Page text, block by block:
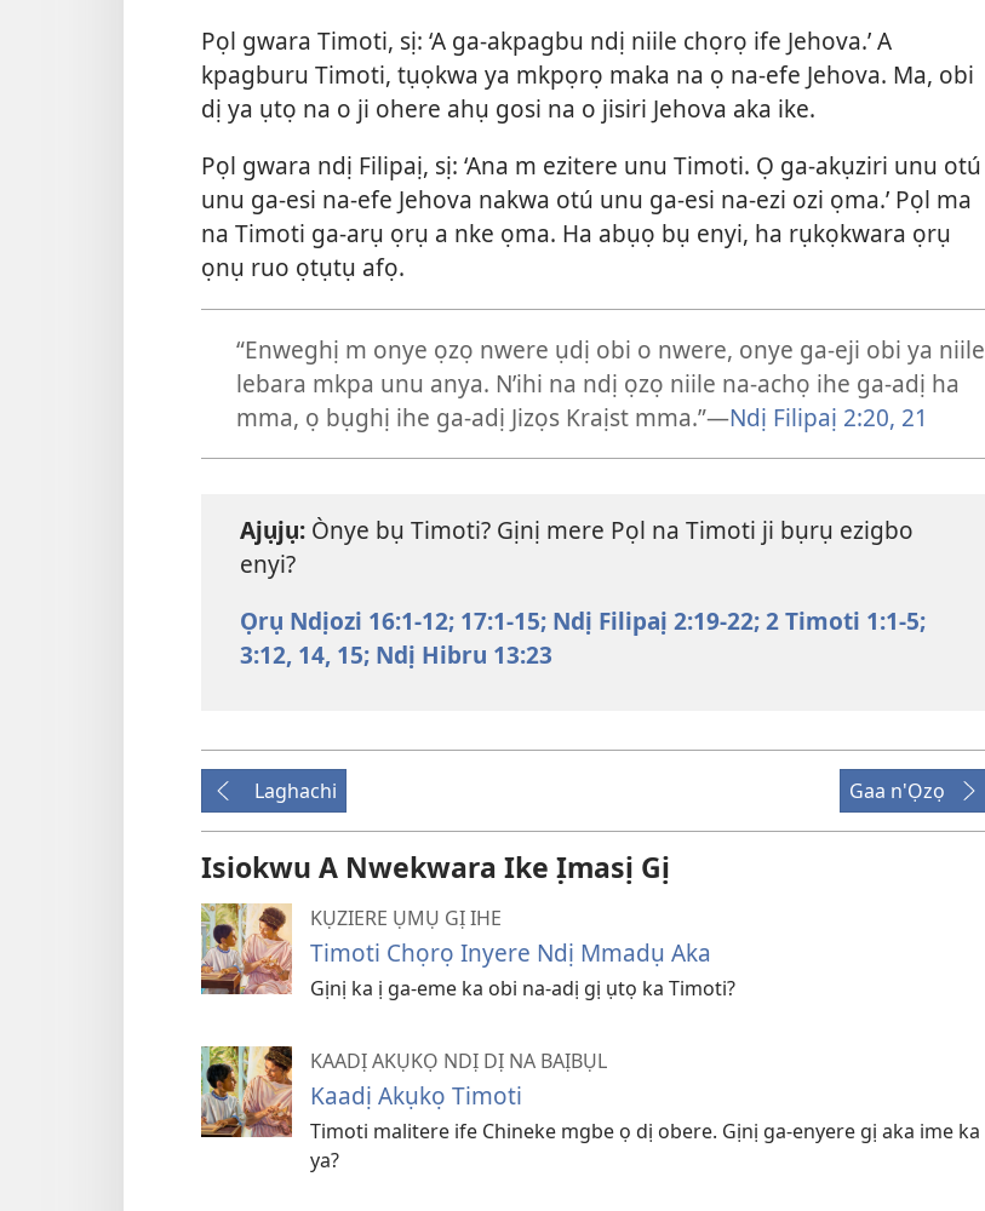
Pọl gwara Timoti, sị: ‘A ga-akpagbu ndị niile chọrọ ife Jehova.’ A
kpagburu Timoti, tụọkwa ya mkpọrọ maka na ọ na-efe Jehova. Ma, obi
dị ya ụtọ na o ji ohere ahụ gosi na o jisiri Jehova aka ike.
Pọl gwara ndị Filipaị, sị: ‘Ana m ezitere unu Timoti. Ọ ga-akụziri unu otú
unu ga-esi na-efe Jehova nakwa otú unu ga-esi na-ezi ozi ọma.’ Pọl ma
na Timoti ga-arụ ọrụ a nke ọma. Ha abụọ bụ enyi, ha rụkọkwara ọrụ
ọnụ ruo ọtụtụ afọ.
“Enweghị m onye ọzọ nwere ụdị obi o nwere, onye ga-eji obi ya niile
lebara mkpa unu anya. N’ihi na ndị ọzọ niile na-achọ ihe ga-adị ha
mma, ọ bụghị ihe ga-adị Jizọs Kraịst mma.”​—Ndị Filipaị 2:20, 21
Ajụjụ: Ònye bụ Timoti? Gịnị mere Pọl na Timoti ji bụrụ ezigbo
enyi?
Ọrụ Ndịozi 16:1-12; 17:1-15; Ndị Filipaị 2:19-22;2 Timoti 1:1-5;
3:12, 14, 15; Ndị Hibru 13:23
Laghachi Gaa n'Ọzọ
Isiokwu A Nwekwara Ike Ịmasị Gị
KỤZIERE ỤMỤ GỊ IHE
Timoti Chọrọ Inyere Ndị Mmadụ Aka
Gịnị ka ị ga-eme ka obi na-adị gị ụtọ ka Timoti?
KAADỊ AKỤKỌ NDỊ DỊ NA BAỊBỤL
Kaadị Akụkọ Timoti
Timoti malitere ife Chineke mgbe ọ dị obere. Gịnị ga-enyere gị aka ime ka
ya?